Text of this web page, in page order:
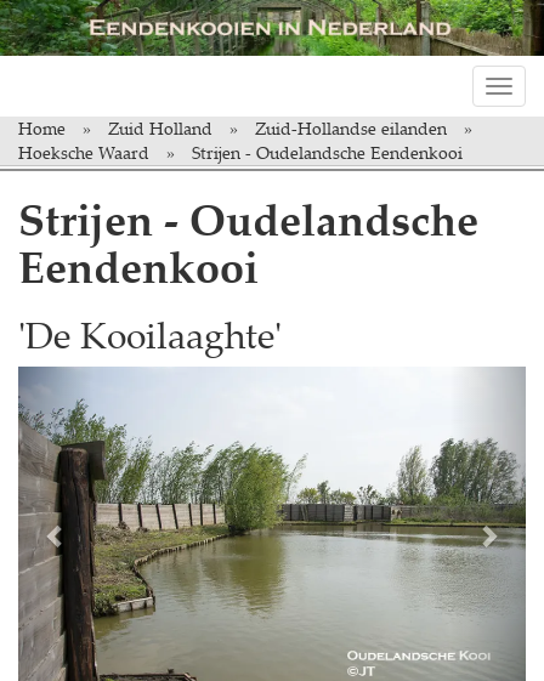
Home Zuid Holland
Zuid-Hollandse eilanden
Hoeksche Waard
Strijen - Oudelandsche Eendenkooi
Strijen - Oudelandsche
Eendenkooi
'De Kooilaaghte'